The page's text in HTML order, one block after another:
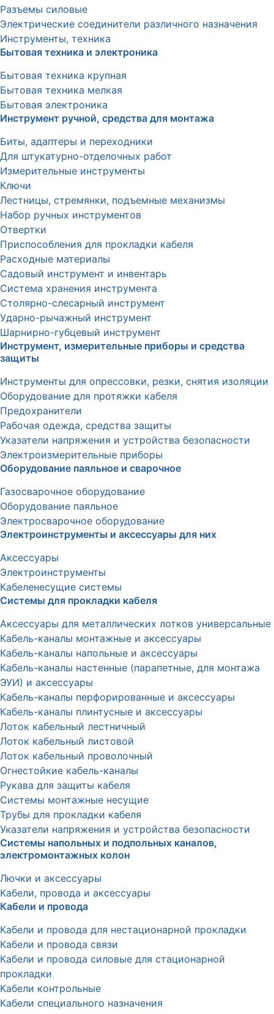
Разъемы силовые
Электрические соединители различного назначения
Инструменты, техника
Бытовая техника и электроника
Бытовая техника крупная
Бытовая техника мелкая
Бытовая электроника
Инструмент ручной, средства для монтажа
Биты, адаптеры и переходники
Для штукатурно-отделочных работ
Измерительные инструменты
Ключи
Лестницы, стремянки, подъемные механизмы
Набор ручных инструментов
Отвертки
Приспособления для прокладки кабеля
Расходные материалы
Садовый инструмент и инвентарь
Система хранения инструмента
Столярно-слесарный инструмент
Ударно-рычажный инструмент
Шарнирно-губцевый инструмент
Инструмент, измерительные приборы и средства
защиты
Инструменты для опрессовки, резки, снятия изоляции
Оборудование для протяжки кабеля
Предохранители
Рабочая одежда, средства защиты
Указатели напряжения и устройства безопасности
Электроизмерительные приборы
Оборудование паяльное и сварочное
Газосварочное оборудование
Оборудование паяльное
Электросварочное оборудование
Электроинструменты и аксессуары для них
Аксессуары
Электроинструменты
Кабеленесущие системы
Системы для прокладки кабеля
Аксессуары для металлических лотков универсальные
Кабель-каналы монтажные и аксессуары
Кабель-каналы напольные и аксессуары
Кабель-каналы настенные (парапетные, для монтажа
ЭУИ) и аксессуары
Кабель-каналы перфорированные и аксессуары
Кабель-каналы плинтусные и аксессуары
Лоток кабельный лестничный
Лоток кабельный листовой
Лоток кабельный проволочный
Огнестойкие кабель-каналы
Рукава для защиты кабеля
Системы монтажные несущие
Трубы для прокладки кабеля
Указатели напряжения и устройства безопасности
Системы напольных и подпольных каналов,
электромонтажных колон
Лючки и аксессуары
Кабели, провода и аксессуары
Кабели и провода
Кабели и провода для нестационарной прокладки
Кабели и провода связи
Кабели и провода силовые для стационарной
прокладки
Кабели контрольные
Кабели специального назначения